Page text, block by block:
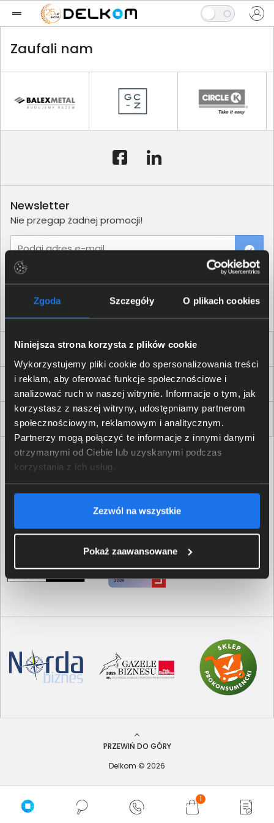
Zgoda Szczegóły O plikach cookies
Niniejsza strona korzysta z plików cookie
Wykorzystujemy pliki cookie do spersonalizowania treści
i reklam, aby oferować funkcje społecznościowe i
analizować ruch w naszej witrynie. Informacje o tym, jak
korzystasz z naszej witryny, udostępniamy partnerom
społecznościowym, reklamowym i analitycznym.
Partnerzy mogą połączyć te informacje z innymi danymi
otrzymanymi od Ciebie lub uzyskanymi podczas
korzystania z ich usług.
Zezwól na wszystkie
Pokaż zaawansowane
1
Zaufali nam
Dla Firm i Instytucji
Zakupy
Delkom 2000
Newsletter
Nie przegap żadnej promocji!
Podaj adres e-mail
PRZEWIŃ DO GÓRY
Delkom © 2026